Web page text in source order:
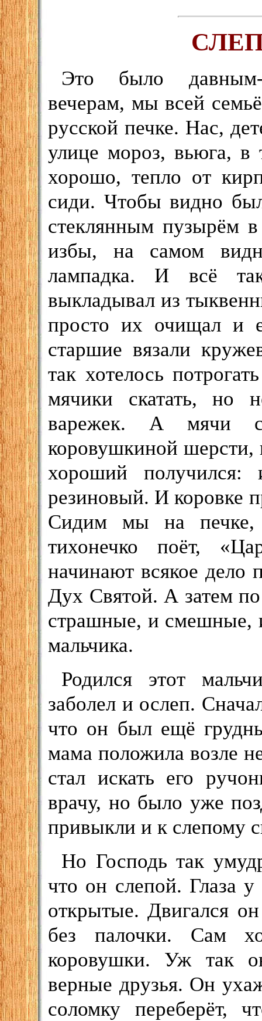
Это было
вечерам, мы всей
русской печке. Нас,
улице мороз, вьюга, в
хорошо, тепло от
сиди. Чтобы видно
стеклянным пузырём
избы, на самом
лампадка. И всё
выкладывал из
просто их очищал и
старшие вязали
так хотелось
мячики скатать, но
варежек. А мячи
коровушкиной шерсти,
хороший получился:
резиновый. И коровке
Сидим мы на
тихонечко поёт,
начинают всякое дело
Дух Святой. А затем
страшные, и смешные,
мальчика.
Родился этот
заболел и ослеп.
что он был ещё
мама положила возле
стал искать его
врачу, но было уже
привыкли и к слепому
Но Господь так
что он слепой. Глаза
открытые. Двигался
без палочки. Сам
коровушки. Уж так
верные друзья. Он
соломку переберёт,